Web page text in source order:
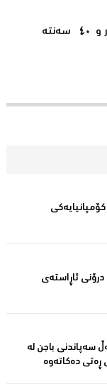
ئۆکرانیا بە یەک هێرش ٦٠٥ درۆنی ئاڕاستەى
سەپاندنی باجن لە
دەکاتەوە